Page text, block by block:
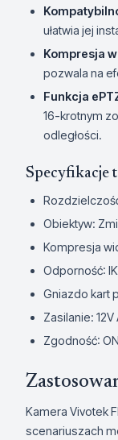
ułatwia jej
Kompresja
pozwala na
Funkcja
16-krotnym
odległości.
Specyfikacje
Obiektyw:
Kompresja
Odporność:
Gniazdo kart
Zasilanie: 12V
Zgodność:
Kamera Vivotek
scenariuszach